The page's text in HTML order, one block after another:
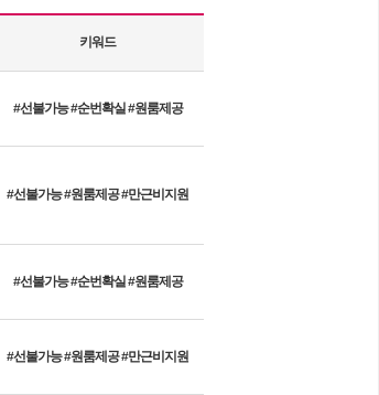
키워드
#선불가능#순번확실#원룸제공
#선불가능#원룸제공#만근비지원
#선불가능#순번확실#원룸제공
#선불가능#원룸제공#만근비지원